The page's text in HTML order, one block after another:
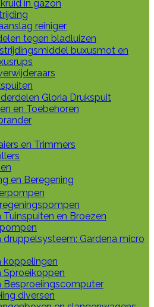
in gazon
reiniger
tegen bladluizen
buxusmot en
Gloria Drukspuit
en Toebehoren
en Trimmers
en Beregening
Tuinspuiten en Broezen
druppelsysteem: Gardena micro
koppelingen
Sproeikoppen
Besproeiingscomputer
diversen